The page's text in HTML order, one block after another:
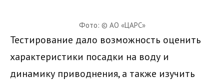
Фото: © АО «ЦАРС»
Тестирование дало возможность оценить
характеристики посадки на воду и
динамику приводнения, а также изучить